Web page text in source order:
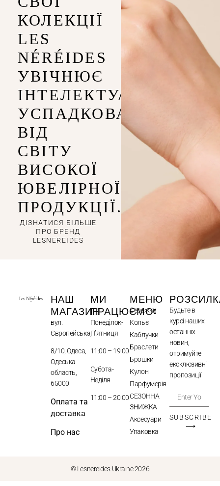
КОЛЕКЦІЇ
LES
NÉRÉIDES
УВІЧНЮЄ
ІНТЕЛЕКТУАЛЬНІСТЬ,
УСПАДКОВАНУ
ВІД
СВІТУ
ВИСОКОЇ
ЮВЕЛІРНОЇ
ПРОДУКЦІЇ.
ДІЗНАТИСЯ БІЛЬШЕ
ПРО БРЕНД
LESNEREIDES
НАШ
МАГАЗИН
вул.
Європейська,
8/10, Одеса,
Одеська
область,
65000
Оплата та
доставка
Про нас
МИ
ПРАЦЮЄМО:
Понеділок-
П’ятниця
11:00 – 19:00
Субота-
Неділя
11:00 – 20:00
МЕНЮ
Сережки
Кольє
Каблучки
Браслети
Брошки
Кулон
Парфумерія
СЕЗОННА
ЗНИЖКА
Аксесуари
Упаковка
Будьте в
курсі наших
останніх
новин,
отримуйте
ексклюзивні
пропозиції
SUBSCRIBE
⟶
© Lesnereides Ukraine 2026